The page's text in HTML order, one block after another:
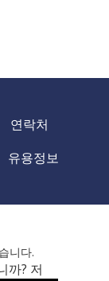
연락처
유용정보
니다.
까? 저